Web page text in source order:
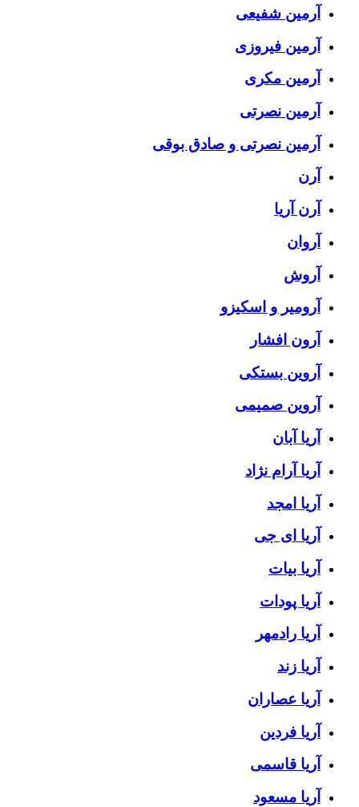
آرمین شفیعی
آرمین فیروزی
آرمین مکری
آرمین نصرتی
آرمین نصرتی و صادق بوقی
آرن
آرن آریا
آروان
آروش
آرومیر و اسکیزو
آرون افشار
آروین بستکی
آروین صمیمی
آریا آبان
آریا آرام نژاد
آریا امجد
آریا ای جی
آریا بیات
آریا پودات
آریا رادمهر
آریا زند
آریا عصاران
آریا فردین
آریا قاسمی
آریا مسعود